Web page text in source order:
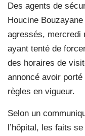
Des agents de
Houcine
agressés, mercredi
ayant tenté de
des horaires de
annoncé avoir
règles en vigueur.
Selon un
l’hôpital, les faits